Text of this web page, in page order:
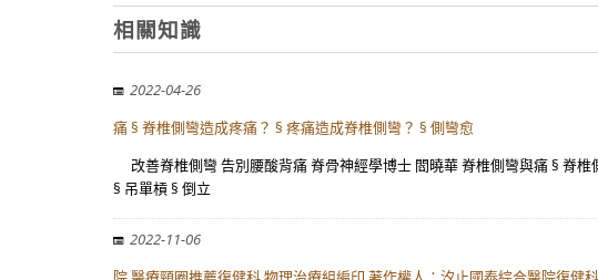
相關知識
2022-04-26
痛 § 脊椎側彎造成疼痛？ § 疼痛造成脊椎側彎？ § 側彎愈
改善脊椎側彎 告別腰酸背痛 脊骨神經學博士 閻曉華 脊椎側彎與痛 § 脊
§ 吊單槓 § 倒立
2022-11-06